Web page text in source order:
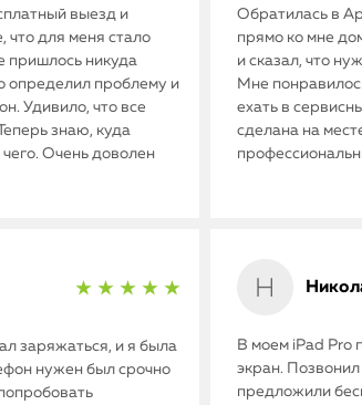
MacBook
выезд и
что для меня стало
пришлось никуда
определил проблему и
Удивило, что все
знаю, куда
Очень доволен
Обратилась в
прямо ко мне
и сказал, что
Мне
ехать в
сделана на
★ ★ ★ ★ ★
заряжаться, и я была
нужен был срочно
В моем iPad Pro
экран.
предложили